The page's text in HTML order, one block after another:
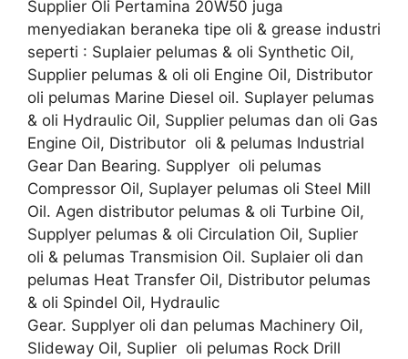
Supplier Oli Pertamina 20W50 juga
menyediakan beraneka tipe oli & grease industri
seperti : Suplaier pelumas & oli Synthetic Oil,
Supplier pelumas & oli oli Engine Oil, Distributor
oli pelumas Marine Diesel oil. Suplayer pelumas
& oli Hydraulic Oil, Supplier pelumas dan oli Gas
Engine Oil, Distributor oli & pelumas Industrial
Gear Dan Bearing. Supplyer oli pelumas
Compressor Oil, Suplayer pelumas oli Steel Mill
Oil. Agen distributor pelumas & oli Turbine Oil,
Supplyer pelumas & oli Circulation Oil, Suplier
oli & pelumas Transmision Oil. Suplaier oli dan
pelumas Heat Transfer Oil, Distributor pelumas
& oli Spindel Oil, Hydraulic
Gear. Supplyer oli dan pelumas Machinery Oil,
Slideway Oil, Suplier oli pelumas Rock Drill